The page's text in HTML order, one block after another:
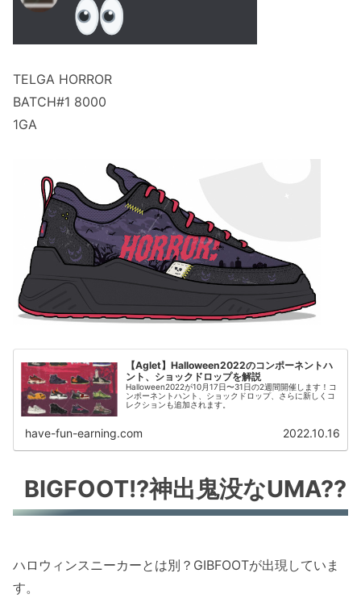
TELGA HORROR
BATCH#1 8000
1GA
【Aglet】Halloween2022のコンポーネントハ
ント、ショックドロップを解説
Halloween2022が10月17日〜31日の2週間開催します！コ
ンポーネントハント、ショックドロップ、さらに新しくコ
レクションも追加されます。
have-fun-earning.com 2022.10.16
BIGFOOT!?神出鬼没なUMA??
ハロウィンスニーカーとは別？GIBFOOTが出現していま
す。